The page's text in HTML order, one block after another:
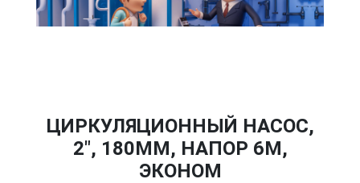
ЦИРКУЛЯЦИОННЫЙ НАСОС,
2", 180ММ, НАПОР 6М,
ЭКОНОМ